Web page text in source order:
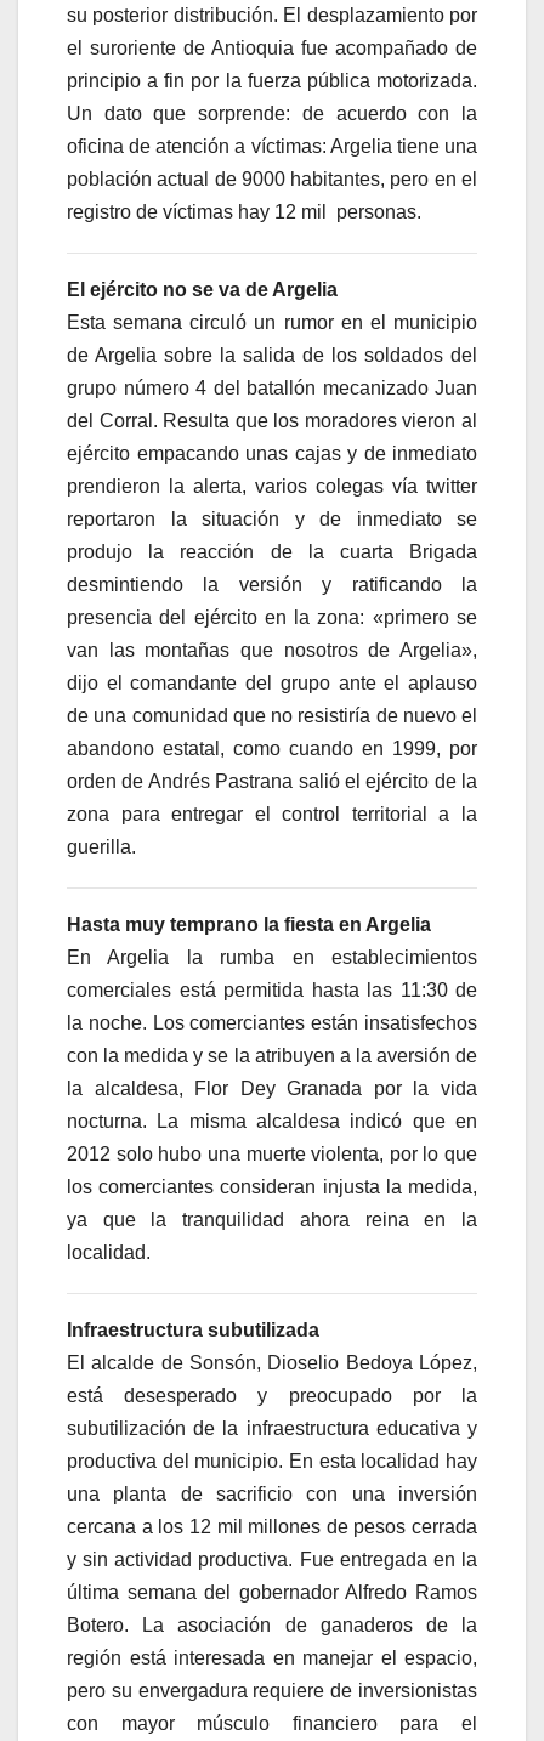
su posterior distribución. El desplazamiento por
el suroriente de Antioquia fue acompañado de
principio a fin por la fuerza pública motorizada.
Un dato que sorprende: de acuerdo con la
oficina de atención a víctimas: Argelia tiene una
población actual de 9000 habitantes, pero en el
registro de víctimas hay 12 mil personas.
El ejército no se va de Argelia
Esta semana circuló un rumor en el municipio
de Argelia sobre la salida de los soldados del
grupo número 4 del batallón mecanizado Juan
del Corral. Resulta que los moradores vieron al
ejército empacando unas cajas y de inmediato
prendieron la alerta, varios colegas vía twitter
reportaron la situación y de inmediato se
produjo la reacción de la cuarta Brigada
desmintiendo la versión y ratificando la
presencia del ejército en la zona: «primero se
van las montañas que nosotros de Argelia»,
dijo el comandante del grupo ante el aplauso
de una comunidad que no resistiría de nuevo el
abandono estatal, como cuando en 1999, por
orden de Andrés Pastrana salió el ejército de la
zona para entregar el control territorial a la
guerilla.
Hasta muy temprano la fiesta en Argelia
En Argelia la rumba en establecimientos
comerciales está permitida hasta las 11:30 de
la noche. Los comerciantes están insatisfechos
con la medida y se la atribuyen a la aversión de
la alcaldesa, Flor Dey Granada por la vida
nocturna. La misma alcaldesa indicó que en
2012 solo hubo una muerte violenta, por lo que
los comerciantes consideran injusta la medida,
ya que la tranquilidad ahora reina en la
localidad.
Infraestructura subutilizada
El alcalde de Sonsón, Dioselio Bedoya López,
está desesperado y preocupado por la
subutilización de la infraestructura educativa y
productiva del municipio. En esta localidad hay
una planta de sacrificio con una inversión
cercana a los 12 mil millones de pesos cerrada
y sin actividad productiva. Fue entregada en la
última semana del gobernador Alfredo Ramos
Botero. La asociación de ganaderos de la
región está interesada en manejar el espacio,
pero su envergadura requiere de inversionistas
con mayor músculo financiero para el